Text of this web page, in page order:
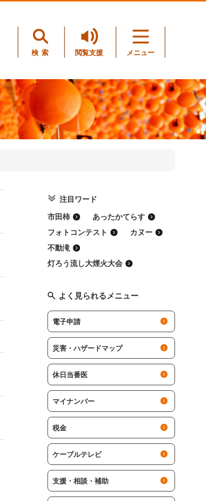
検索 閲覧支援 メニュー
注目ワード
市田柿
あったかてらす
フォトコンテスト
カヌー
不動滝
灯ろう流し大煙火大会
よく見られるメニュー
電子申請
災害・ハザードマップ
休日当番医
マイナンバー
税金
ケーブルテレビ
支援・相談・補助